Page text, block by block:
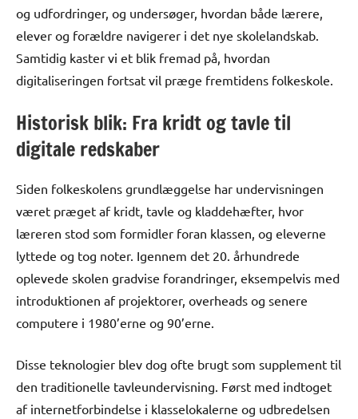
og udfordringer, og undersøger, hvordan både lærere,
elever og forældre navigerer i det nye skolelandskab.
Samtidig kaster vi et blik fremad på, hvordan
digitaliseringen fortsat vil præge fremtidens folkeskole.
Historisk blik: Fra kridt og tavle til
digitale redskaber
Siden folkeskolens grundlæggelse har undervisningen
været præget af kridt, tavle og kladdehæfter, hvor
læreren stod som formidler foran klassen, og eleverne
lyttede og tog noter. Igennem det 20. århundrede
oplevede skolen gradvise forandringer, eksempelvis med
introduktionen af projektorer, overheads og senere
computere i 1980’erne og 90’erne.
Disse teknologier blev dog ofte brugt som supplement til
den traditionelle tavleundervisning. Først med indtoget
af internetforbindelse i klasselokalerne og udbredelsen